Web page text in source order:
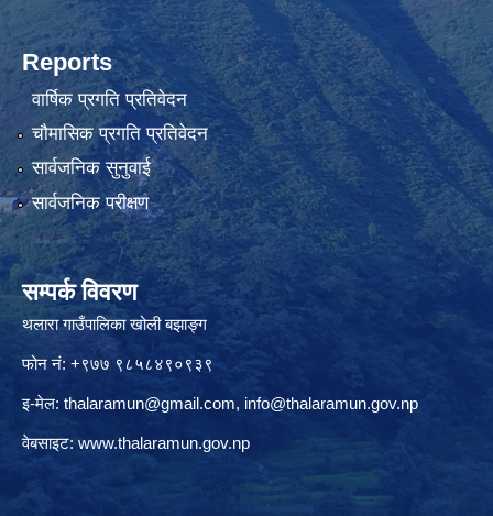
Reports
वार्षिक प्रगति प्रतिवेदन
चौमासिक प्रगति प्रतिवेदन
सार्वजनिक सुनुवाई
सार्वजनिक परीक्षण
सम्पर्क विवरण
थलारा गाउँपालिका खोली बझाङ्ग
फोन नं: +९७७ ९८५८४९०९३९
इ-मेल: thalaramun@gmail.com, info@thalaramun.gov.np
वेबसाइट: www.thalaramun.gov.np